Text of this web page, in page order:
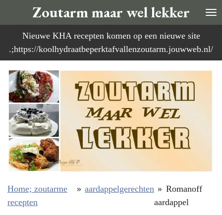
direct
naar
de
Zoutarm maar wel lekker
Nieuwe KHA recepten komen op een nieuwe site
.;https://koolhydraatbeperktafvallenzoutarm.jouwweb.nl/
Home; zoutarme
recepten
» aardappelgerechten » Romanoff
aardappel